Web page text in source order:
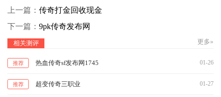
上一篇： 传奇打金回收现金
下一篇： 9pk传奇发布网
相关测评 更多»
推荐 热血传奇sf发布网1745 01-26
推荐 超变传奇三职业 01-27